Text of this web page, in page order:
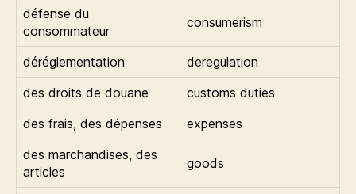
défense du
consommateur
consumerism
déréglementation
deregulation
des droits de douane
customs duties
des frais, des dépenses
expenses
des marchandises, des
articles
goods